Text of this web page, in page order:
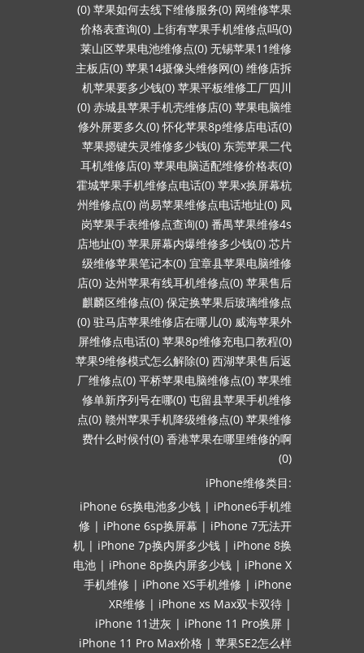
(0) 苹果如何去线下维修服务(0) 网维修苹果
价格表查询(0) 上街有苹果手机维修点吗(0)
莱山区苹果电池维修点(0) 无锡苹果11维修
主板店(0) 苹果14摄像头维修网(0) 维修店拆
机苹果要多少钱(0) 苹果平板维修工厂四川
(0) 赤城县苹果手机壳维修店(0) 苹果电脑维
修外屏要多久(0) 怀化苹果8p维修店电话(0)
苹果摁键失灵维修多少钱(0) 东莞苹果二代
耳机维修店(0) 苹果电脑适配维修价格表(0)
霍城苹果手机维修点电话(0) 苹果x换屏幕杭
州维修点(0) 尚易苹果维修点电话地址(0) 凤
岗苹果手表维修点查询(0) 番禺苹果维修4s
店地址(0) 苹果屏幕内爆维修多少钱(0) 芯片
级维修苹果笔记本(0) 宜章县苹果电脑维修
店(0) 达州苹果有线耳机维修点(0) 苹果售后
麒麟区维修点(0) 保定换苹果后玻璃维修点
(0) 驻马店苹果维修店在哪儿(0) 威海苹果外
屏维修点电话(0) 苹果8p维修充电口教程(0)
苹果9维修模式怎么解除(0) 西湖苹果售后返
厂维修点(0) 平桥苹果电脑维修点(0) 苹果维
修单新序列号在哪(0) 屯留县苹果手机维修
点(0) 赣州苹果手机降级维修点(0) 苹果维修
费什么时候付(0) 香港苹果在哪里维修的啊
(0)
iPhone维修类目:
iPhone 6s换电池多少钱 | iPhone6手机维
修 | iPhone 6sp换屏幕 | iPhone 7无法开
机 | iPhone 7p换内屏多少钱 | iPhone 8换
电池 | iPhone 8p换内屏多少钱 | iPhone X
手机维修 | iPhone XS手机维修 | iPhone
XR维修 | iPhone xs Max双卡双待 |
iPhone 11进灰 | iPhone 11 Pro换屏 |
iPhone 11 Pro Max价格 | 苹果SE2怎么样